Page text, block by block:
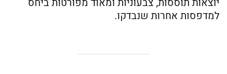
למדפסות אחרות שנבדקו.